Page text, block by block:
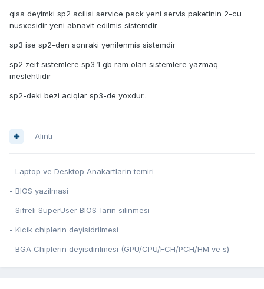
qisa deyimki sp2 acilisi service pack yeni servis paketinin 2-cu
nusxesidir yeni abnavit edilmis sistemdir
sp3 ise sp2-den sonraki yenilenmis sistemdir
sp2 zeif sistemlere sp3 1 gb ram olan sistemlere yazmaq
meslehtlidir
sp2-deki bezi aciqlar sp3-de yoxdur..
Alıntı
- Laptop ve Desktop Anakartlarin temiri
- BIOS yazilmasi
- Sifreli SuperUser BIOS-larin silinmesi
- Kicik chiplerin deyisidrilmesi
- BGA Chiplerin deyisdirilmesi (GPU/CPU/FCH/PCH/HM ve s)